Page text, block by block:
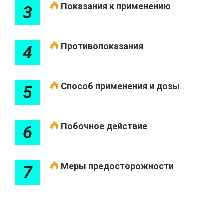
3 Показания к применению
4 Противопоказания
5 Способ применения и дозы
6 Побочное действие
7 Меры предосторожности